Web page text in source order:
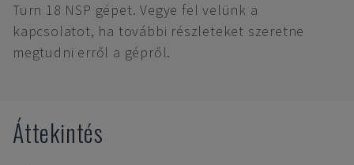
Turn 18 NSP gépet. Vegye fel velünk a
kapcsolatot, ha további részleteket szeretne
megtudni erről a gépről.
Áttekintés